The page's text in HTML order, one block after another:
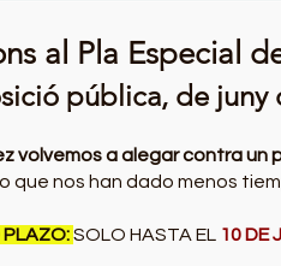
al Pla Especial
pública, de juny
volvemos a alegar contra
que nos han dado menos
SOLO HASTA EL 10 DE